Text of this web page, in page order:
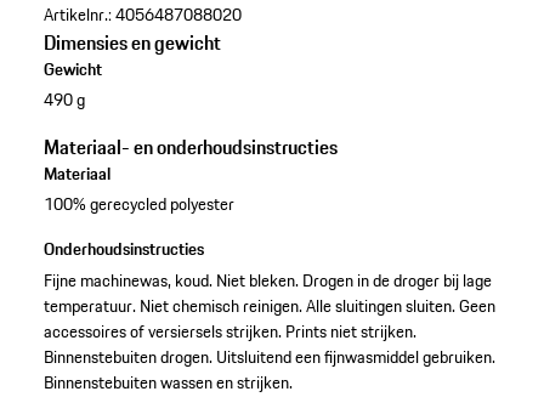
Artikelnr.:4056487088020
Dimensies en gewicht
Gewicht
490 g
Materiaal- en onderhoudsinstructies
Materiaal
100% gerecycled polyester
Onderhoudsinstructies
Fijne machinewas, koud. Niet bleken. Drogen in de droger bij lage
temperatuur. Niet chemisch reinigen. Alle sluitingen sluiten. Geen
accessoires of versiersels strijken. Prints niet strijken.
Binnenstebuiten drogen. Uitsluitend een fijnwasmiddel gebruiken.
Binnenstebuiten wassen en strijken.